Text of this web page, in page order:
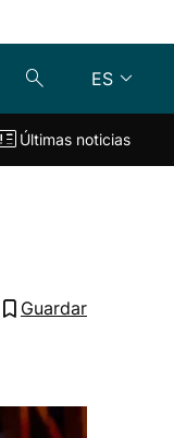
ES
En directo
Últimas noticias
Guardar